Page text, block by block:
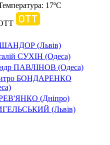
17ºC
ШАНДОР (Львів)
СУХІН (Одеса)
ПАВЛІНОВ (Одеса)
БОНДАРЕНКО
(Дніпро)
(Львів)